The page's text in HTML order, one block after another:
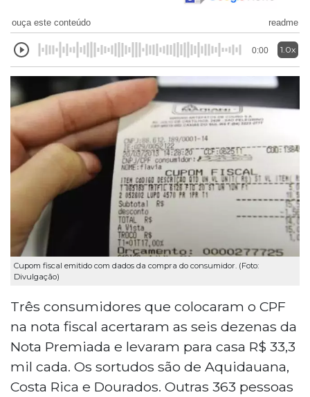
ouça este conteúdo readme
0:00 1.0x
Cupom fiscal emitido com dados da compra do consumidor. (Foto:
Divulgação)
Três consumidores que colocaram o CPF
na nota fiscal acertaram as seis dezenas da
Nota Premiada e levaram para casa R$ 33,3
mil cada. Os sortudos são de Aquidauana,
Costa Rica e Dourados. Outras 363 pessoas